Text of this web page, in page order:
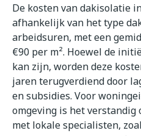
De kosten van dakisolatie
afhankelijk van het type
arbeidsuren, met een
€90 per m². Hoewel de
kan zijn, worden deze
jaren terugverdiend door
en subsidies. Voor
omgeving is het verstandig
met lokale specialisten,